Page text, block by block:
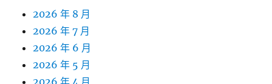
2026 年 8 月
2026 年 7 月
2026 年 6 月
2026 年 5 月